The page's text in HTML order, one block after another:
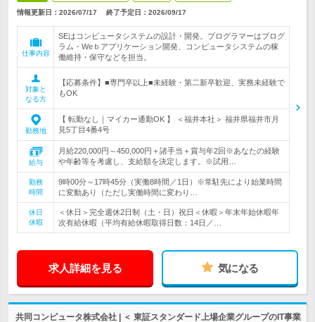
情報更新日：2026/07/17 終了予定日： 2026/09/17
仕事内容
SEはコンピュータシステムの設計・開発。プログラマーはプログ
ラム・Weｂアプリケーション開発、コンピュータシステムの稼
働維持・保守などを担当。
対象と
なる方
【応募条件】■専門卒以上■未経験・第二新卒歓迎、実務未経験で
もOK
勤務地
【 転勤なし｜マイカー通勤OK 】 ＜福井本社＞ 福井県福井市月
見5丁目4番4号
給与
月給220,000円～450,000円＋諸手当＋賞与年2回※あなたの経験
や年齢等を考慮し、支給額を決定します。※試用…
勤務
時間
9時00分～17時45分（実働8時間／1日）※常駐先により始業時間
に変動あり（ただし実働時間に変わり…
休日
休暇
＜休日＞完全週休2日制（土・日）祝日＜休暇＞年末年始休暇年
次有給休暇（平均有給休暇取得日数：14日／…
求人詳細を見る 気になる
共同コンピュータ株式会社 | ＜ 東証スタンダード上場企業グループのIT事業